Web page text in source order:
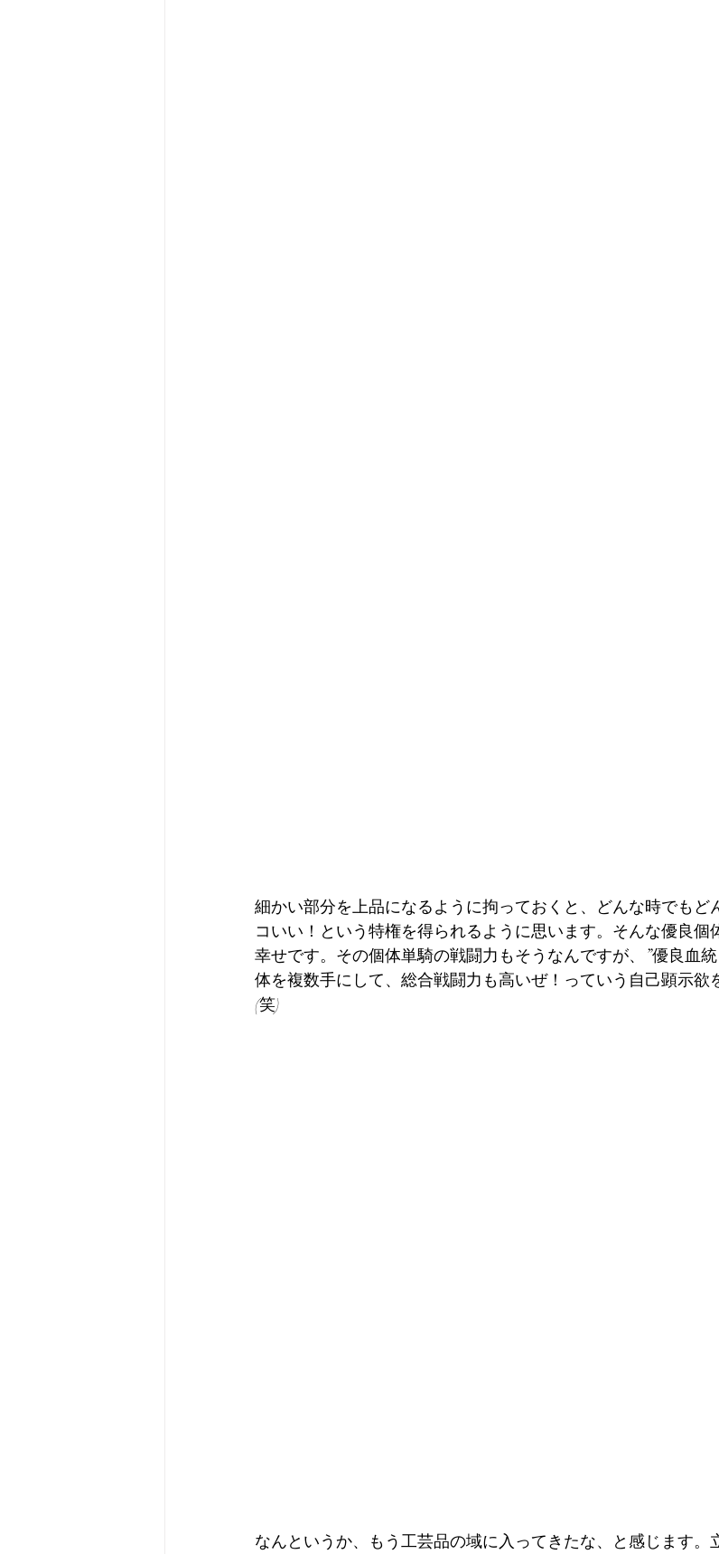
細かい部分を上品になるように拘っておくと、どんな時でもど
コいい！という特権を得られるように思います。そんな優良個
幸せです。その個体単騎の戦闘力もそうなんですが、”優良血
体を複数手にして、総合戦闘力も高いぜ！っていう自己顕示欲
(笑)
なんというか、もう工芸品の域に入ってきたな、と感じます。